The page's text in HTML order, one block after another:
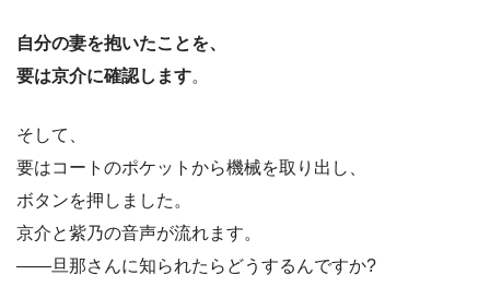
自分の妻を抱いたことを、
要は京介に確認します。
そして、
要はコートのポケットから機械を取り出し、
ボタンを押しました。
京介と紫乃の音声が流れます。
――旦那さんに知られたらどうするんですか?